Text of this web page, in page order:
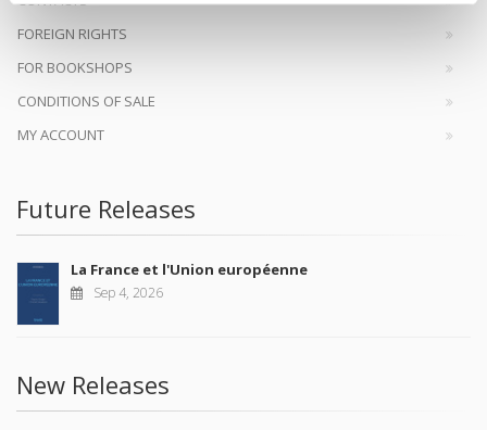
FOREIGN RIGHTS
FOR BOOKSHOPS
CONDITIONS OF SALE
MY ACCOUNT
Future Releases
La France et l'Union européenne
Sep 4, 2026
New Releases